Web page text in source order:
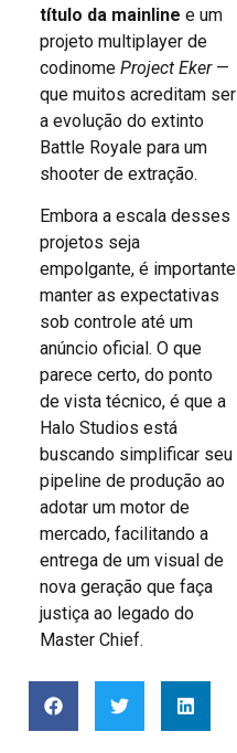
título da mainline e um
projeto multiplayer de
codinome Project Eker—
que muitos acreditam ser
a evolução do extinto
Battle Royale para um
shooter de extração.
Embora a escala desses
projetos seja
empolgante, é importante
manter as expectativas
sob controle até um
anúncio oficial. O que
parece certo, do ponto
de vista técnico, é que a
Halo Studios está
buscando simplificar seu
pipeline de produção ao
adotar um motor de
mercado, facilitando a
entrega de um visual de
nova geração que faça
justiça ao legado do
Master Chief.